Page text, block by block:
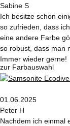
Sabine S
Ich besitze schon
so zufrieden, dass
eine andere Farbe
so robust, dass man
Immer wieder gerne!
zur Farbauswahl
01.06.2025
Peter H
Nachdem ich einmal